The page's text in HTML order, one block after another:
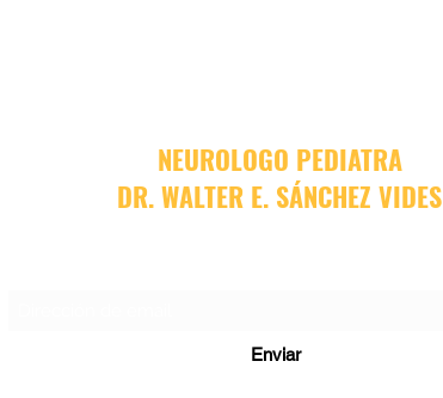
NEUROLOGO PEDIATRA
DR. WALTER E. SÁNCHEZ VIDES
Enviar